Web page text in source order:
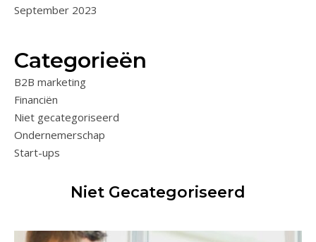
September 2023
Categorieën
B2B marketing
Financiën
Niet gecategoriseerd
Ondernemerschap
Start-ups
Niet Gecategoriseerd